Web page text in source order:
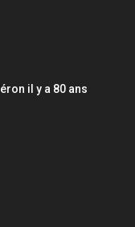
il y a 80 ans